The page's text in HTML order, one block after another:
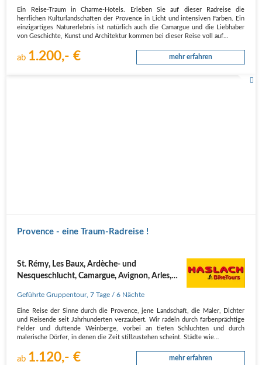
Ein Reise-Traum in Charme-Hotels. Erleben Sie auf dieser Radreise die
herrlichen Kulturlandschaften der Provence in Licht und intensiven Farben. Ein
einzigartiges Naturerlebnis ist natürlich auch die Camargue und die Liebhaber
von Geschichte, Kunst und Architektur kommen bei dieser Reise voll auf…
ab 1.200,- € mehr erfahren
Provence - eine Traum-Radreise !
St. Rémy, Les Baux, Ardèche- und
Nesqueschlucht, Camargue, Avignon, Arles,
Geführte Gruppentour,7 Tage / 6 Nächte
Eine Reise der Sinne durch die Provence, jene Landschaft, die Maler, Dichter
und Reisende seit Jahrhunderten verzaubert. Wir radeln durch farbenprächtige
Felder und duftende Weinberge, vorbei an tiefen Schluchten und durch
malerische Dörfer, in denen die Zeit stillzustehen scheint. Städte wie…
ab 1.120,- € mehr erfahren